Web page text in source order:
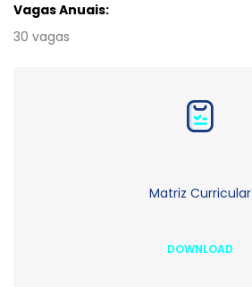
Vagas Anuais:
30 vagas
Matriz Curricular
DOWNLOAD